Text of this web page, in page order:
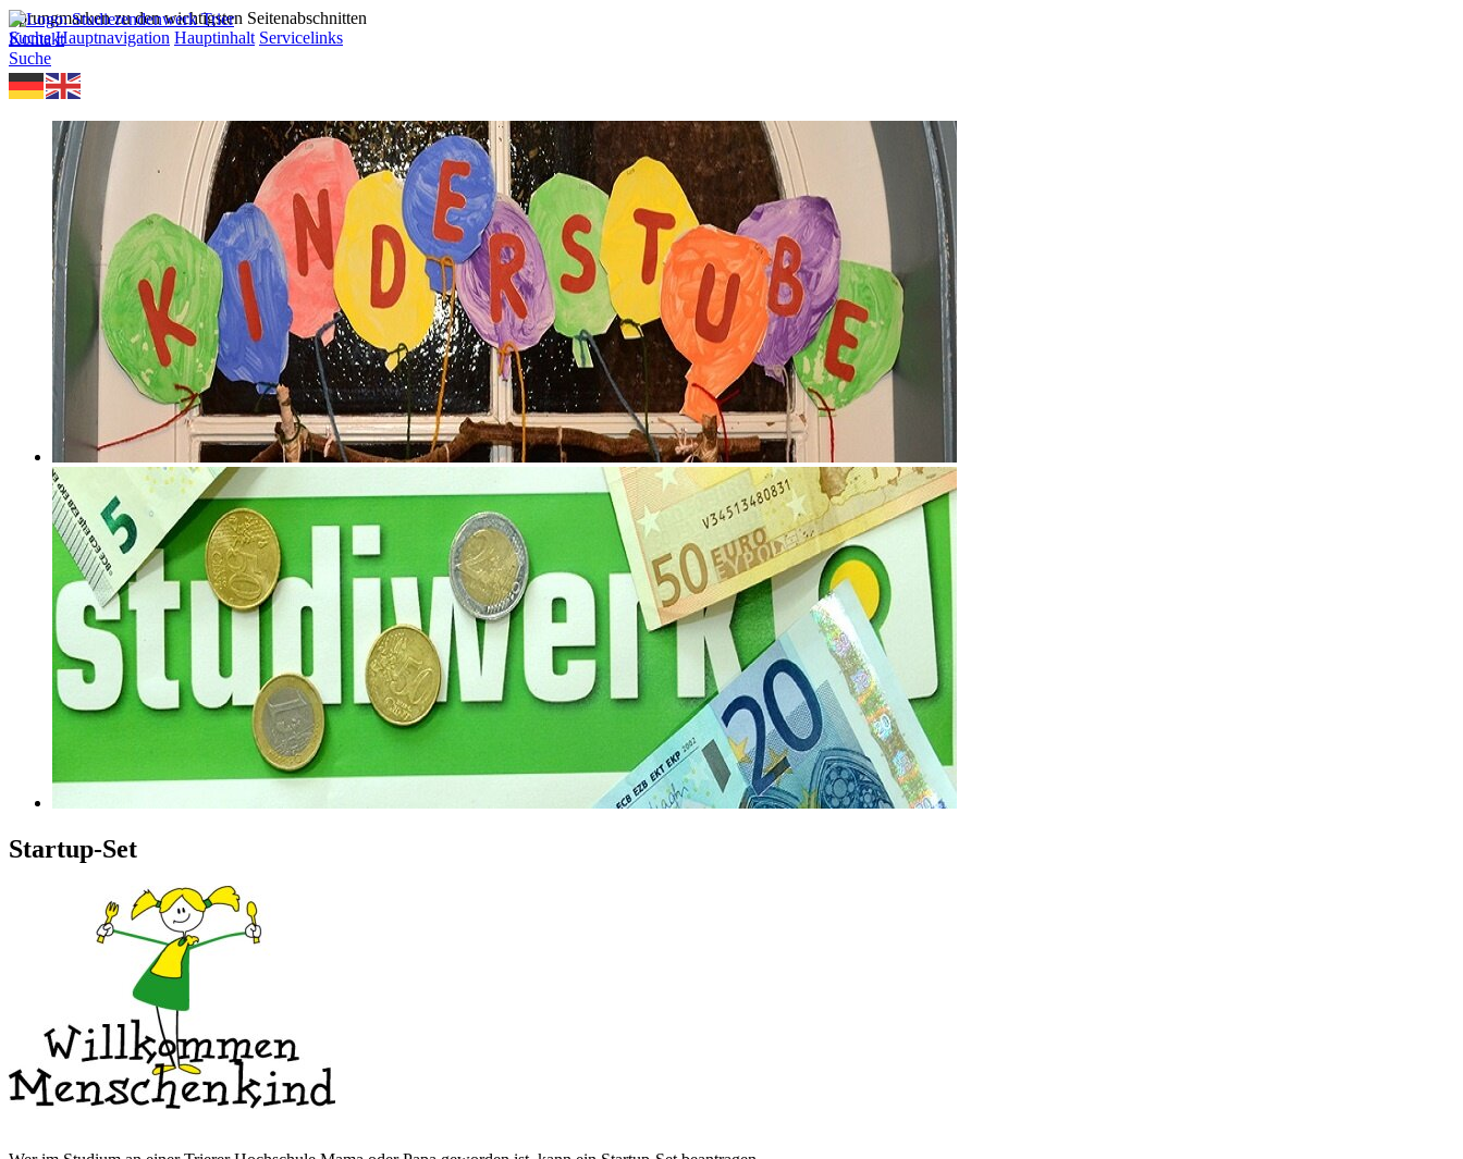
Sprungmarken zu den wichtigsten Seitenabschnitten
Suche Hauptnavigation Hauptinhalt Servicelinks
Kontakt
Suche
Startup-Set